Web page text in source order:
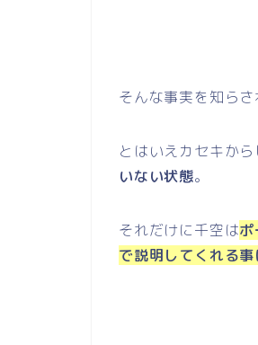
そんな事実を知ら
とはいえカセキから
いない状態。
それだけに千空は
で説明してくれる事